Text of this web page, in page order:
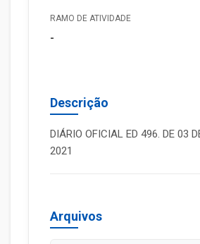
RAMO DE ATIVIDADE
-
Descrição
DIÁRIO OFICIAL ED 496. DE 03
2021
Arquivos